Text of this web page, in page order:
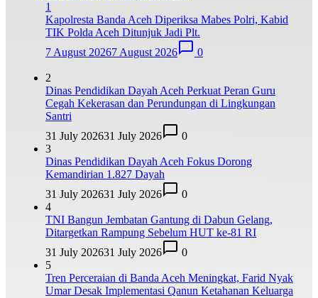
1
Kapolresta Banda Aceh Diperiksa Mabes Polri, Kabid
TIK Polda Aceh Ditunjuk Jadi Plt.
7 August 20267 August 2026 0
2
Dinas Pendidikan Dayah Aceh Perkuat Peran Guru
Cegah Kekerasan dan Perundungan di Lingkungan
Santri
31 July 202631 July 2026
0
3
Dinas Pendidikan Dayah Aceh Fokus Dorong
Kemandirian 1.827 Dayah
31 July 202631 July 2026
0
4
TNI Bangun Jembatan Gantung di Dabun Gelang,
Ditargetkan Rampung Sebelum HUT ke-81 RI
31 July 202631 July 2026
0
5
Tren Perceraian di Banda Aceh Meningkat, Farid Nyak
Umar Desak Implementasi Qanun Ketahanan Keluarga